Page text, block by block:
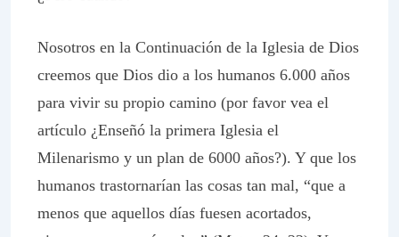
Nosotros en la Continuación de la Iglesia de Dios
creemos que Dios dio a los humanos 6.000 años
para vivir su propio camino (por favor vea el
artículo ¿Enseñó la primera Iglesia el
Milenarismo y un plan de 6000 años?). Y que los
humanos trastornarían las cosas tan mal, “que a
menos que aquellos días fuesen acortados,